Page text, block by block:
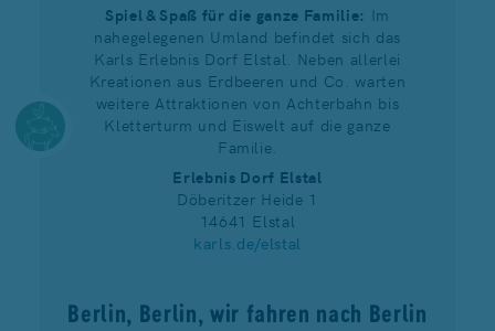
Spiel & Spaß für die ganze Familie:
Im
nahegelegenen Umland befindet sich das
Karls Erlebnis Dorf Elstal. Neben allerlei
Kreationen aus Erdbeeren und Co. warten
weitere Attraktionen von Achterbahn bis
Kletterturm und Eiswelt auf die ganze
Familie.
Erlebnis Dorf Elstal
Döberitzer Heide 1
14641 Elstal
karls.de/elstal
Berlin, Berlin, wir fahren nach Berlin